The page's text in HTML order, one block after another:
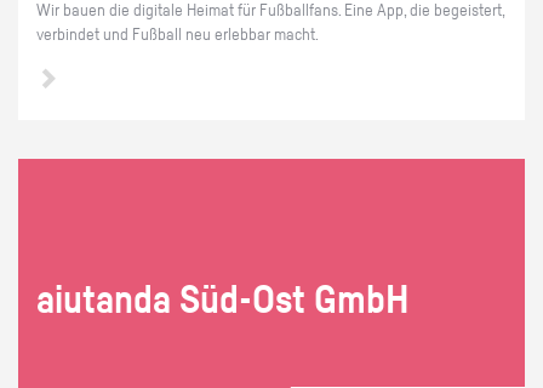
Wir bauen die di­gi­ta­le Hei­mat für Fuß­ball­fans. Eine App, die be­geis­tert,
ver­bin­det und Fuß­ball neu er­leb­bar macht.
ai­utan­da Süd-Ost GmbH